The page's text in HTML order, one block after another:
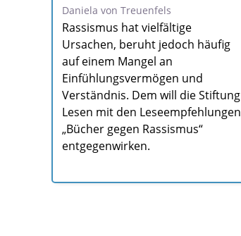
Daniela von Treuenfels
Rassismus hat vielfältige
Ursachen, beruht jedoch häufig
auf einem Mangel an
Einfühlungsvermögen und
Verständnis. Dem will die Stiftung
Lesen mit den Leseempfehlungen
„Bücher gegen Rassismus“
entgegenwirken.